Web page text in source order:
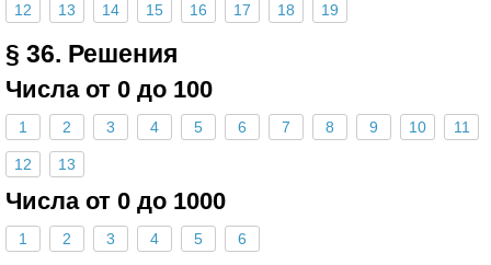
12 13 14 15 16 17 18 19
§ 36. Решения
Числа от 0 до 100
1 2 3 4 5 6 7 8 9 10 11
12 13
Числа от 0 до 1000
1 2 3 4 5 6